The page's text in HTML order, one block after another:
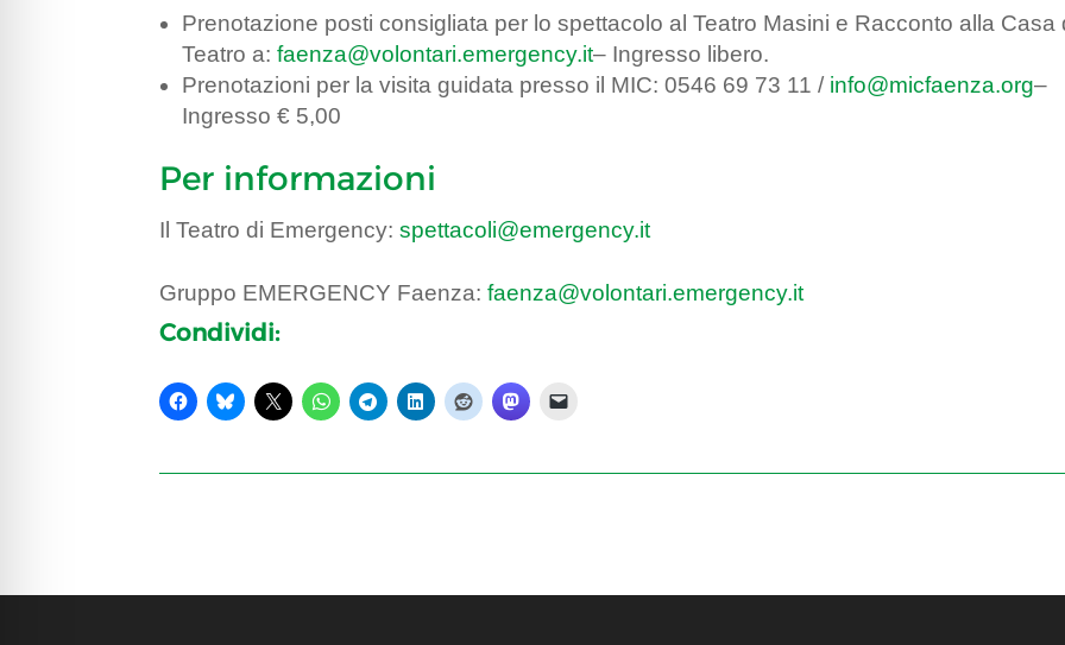
Prenotazione posti consigliata per lo spettacolo al Teatro Masini e Racconto alla Casa
Teatro a:faenza@volontari.emergency.it– Ingresso libero.
Prenotazioni per la visita guidata presso il MIC: 0546 69 73 11 / info@micfaenza.org–
Ingresso € 5,00
Per informazioni
Il Teatro di Emergency:spettacoli@emergency.it
Gruppo EMERGENCY Faenza:faenza@volontari.emergency.it
Condividi: